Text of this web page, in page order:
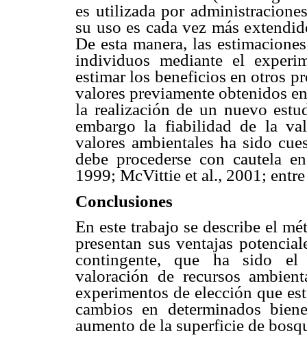
es utilizada por
su uso es cada vez más
De esta manera, las
individuos mediante el
estimar los beneficios en otros
valores previamente obtenidos
la realización de un nuevo
embargo la fiabilidad de la
valores ambientales ha sido
debe procederse con cautela
1999; McVittie et al., 2001;
Conclusiones
En este trabajo se describe el
presentan sus ventajas
contingente, que ha sido el
valoración de recursos
experimentos de elección que
cambios en determinados
aumento de la superficie de